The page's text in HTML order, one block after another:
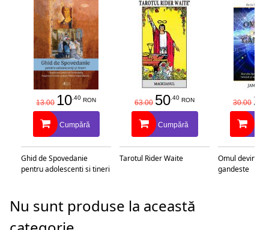
13.00 10.40 RON
Cumpără
Ghid de Spovedanie
pentru adolescenti si tineri
63.00 50.40 RON
Cumpără
Tarotul Rider Waite
30.00 25
Omul devine
gandeste
Nu sunt produse la această